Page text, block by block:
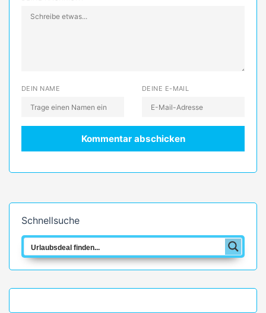
DEIN NAME DEINE E-MAIL
Schnellsuche